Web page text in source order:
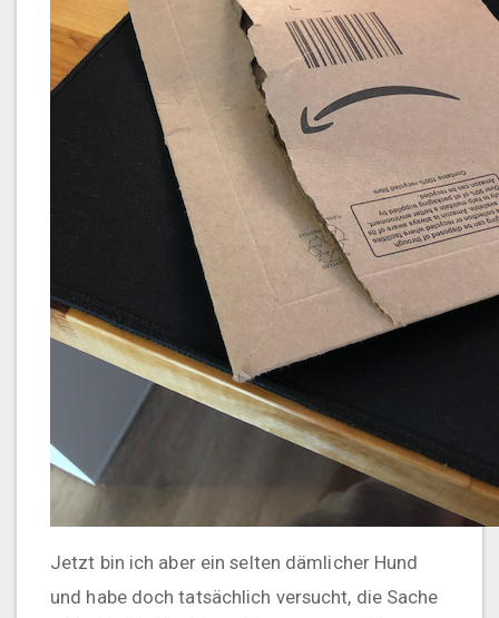
Jetzt bin ich aber ein selten dämlicher Hund
und habe doch tatsächlich versucht, die Sache